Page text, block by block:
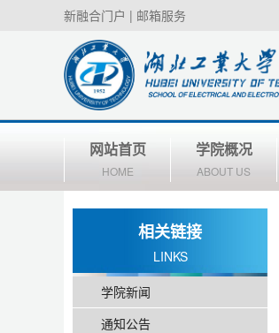
新融合门户 | 邮箱服务
网站首页
HOME
学院概况
ABOUT US
相关链接
LINKS
学院新闻
通知公告